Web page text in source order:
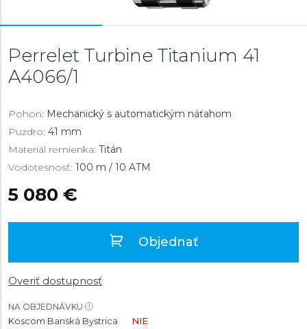
Perrelet Turbine Titanium 41
A4066/1
Pohon: Mechanický s automatickým náťahom
Puzdro: 41 mm
Materiál remienka: Titán
Vodotesnosť: 100 m / 10 ATM
5 080 €
Objednať
Overiť dostupnosť
NA OBJEDNÁVKU
Koscom Banská Bystrica
NIE